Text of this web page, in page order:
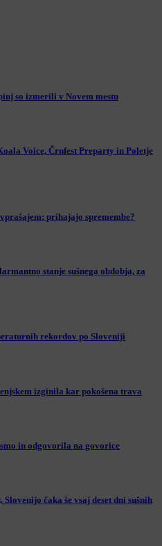
so izmerili v Novem mestu
Voice, Črnfest Preparty in Poletje
prihajajo spremembe?
stanje sušnega obdobja, za
rekordov po Sloveniji
izginila kar pokošena trava
in odgovorila na govorice
čaka še vsaj deset dni sušnih